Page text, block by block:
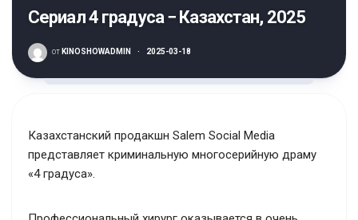
Сериал 4 градуса − Казахстан, 2025
от KINOSHOWADMIN · 2025-03-18
Казахстанский продакшн Salem Social Media
представляет криминальную многосерийную драму
«4 градуса».